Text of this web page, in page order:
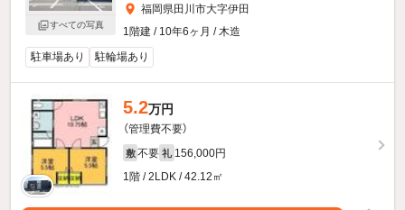
すべての写真
福岡県田川市大字伊田
1階建 / 10年6ヶ月 / 木造
駐車場あり
駐輪場あり
5.2万円
（管理費不要）
敷 不要 礼 156,000円
1階 / 2LDK / 42.12㎡